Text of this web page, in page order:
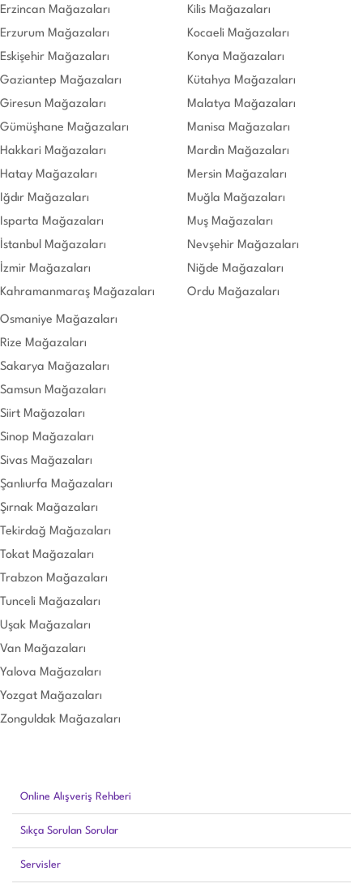
Online Alışveriş Rehberi
Sıkça Sorulan Sorular
Servisler
Erzincan Mağazaları
Erzurum Mağazaları
Eskişehir Mağazaları
Gaziantep Mağazaları
Giresun Mağazaları
Gümüşhane Mağazaları
Hakkari Mağazaları
Hatay Mağazaları
Iğdır Mağazaları
Isparta Mağazaları
İstanbul Mağazaları
İzmir Mağazaları
Kahramanmaraş Mağazaları
Kilis Mağazaları
Kocaeli Mağazaları
Konya Mağazaları
Kütahya Mağazaları
Malatya Mağazaları
Manisa Mağazaları
Mardin Mağazaları
Mersin Mağazaları
Muğla Mağazaları
Muş Mağazaları
Nevşehir Mağazaları
Niğde Mağazaları
Ordu Mağazaları
Osmaniye Mağazaları
Rize Mağazaları
Sakarya Mağazaları
Samsun Mağazaları
Siirt Mağazaları
Sinop Mağazaları
Sivas Mağazaları
Şanlıurfa Mağazaları
Şırnak Mağazaları
Tekirdağ Mağazaları
Tokat Mağazaları
Trabzon Mağazaları
Tunceli Mağazaları
Uşak Mağazaları
Van Mağazaları
Yalova Mağazaları
Yozgat Mağazaları
Zonguldak Mağazaları